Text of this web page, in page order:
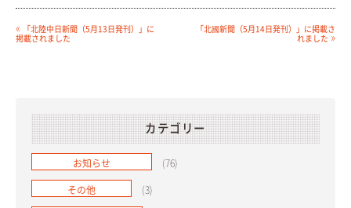
«
「北陸中日新聞（5月13日発刊）」に
掲載されました
「北國新聞（5月14日発刊）」に掲載さ
れました »
カテゴリー
お知らせ (76)
その他 (3)